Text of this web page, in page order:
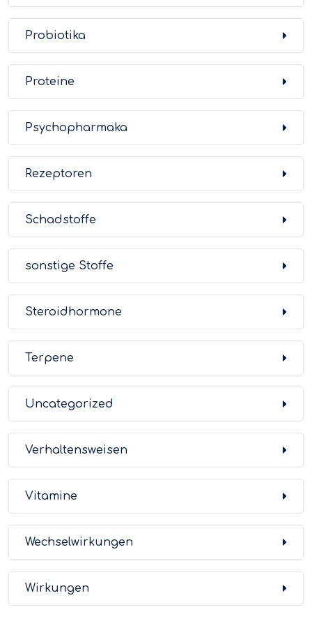
Probiotika
Proteine
Psychopharmaka
Rezeptoren
Schadstoffe
sonstige Stoffe
Steroidhormone
Terpene
Uncategorized
Verhaltensweisen
Vitamine
Wechselwirkungen
Wirkungen